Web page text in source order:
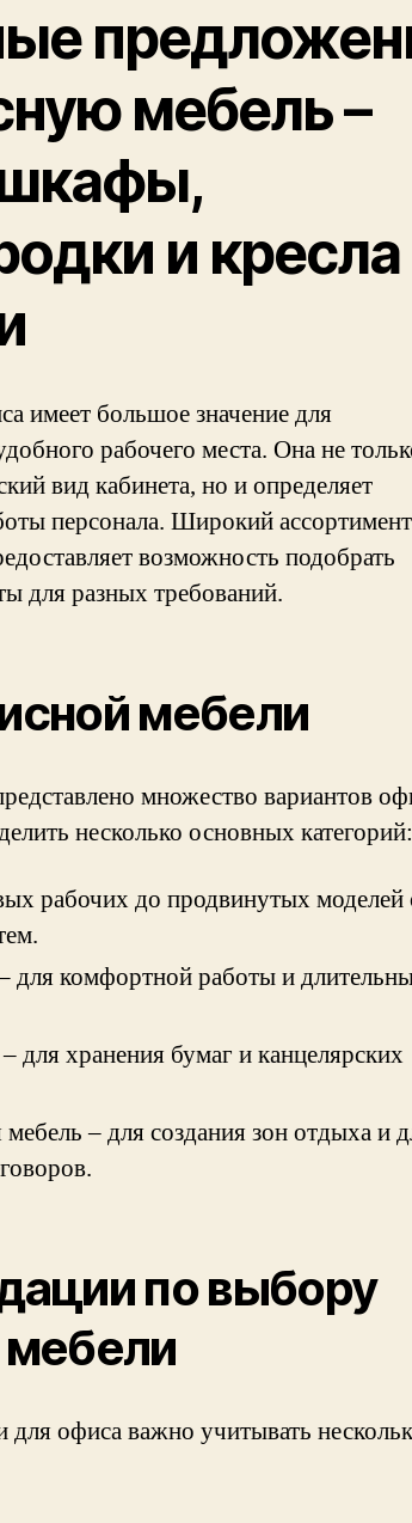
мебель –
и кресла
имеет большое значение для
рабочего места. Она не
вид кабинета, но и определяет
персонала. Широкий ассортимент
возможность подобрать
для разных требований.
мебели
множество вариантов
несколько основных категорий:
рабочих до продвинутых моделей
для комфортной работы и
хранения бумаг и канцелярских
– для создания зон отдыха и
по выбору
офиса важно учитывать